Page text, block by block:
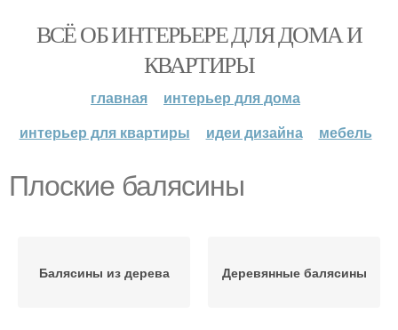
ВСЁ ОБ ИНТЕРЬЕРЕ ДЛЯ ДОМА И
КВАРТИРЫ
главная
интерьер для дома
интерьер для квартиры
идеи дизайна мебель
Плоские балясины
Балясины из дерева Деревянные балясины